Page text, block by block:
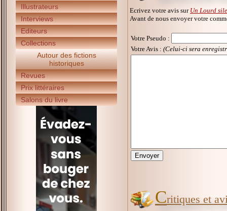
Illustrateurs
Interviews
Editeurs
Collections
Autour des fictions
historiques
Revues
Prix littéraires
Salons du livre
Ecrivez votre avis sur Un Lourd
Avant de nous envoyer votre
Votre Pseudo :
Votre Avis : (Celui-ci sera
Critiques et